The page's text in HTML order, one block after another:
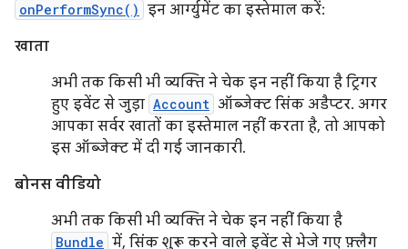
onPerformSync() इन आर्ग्युमेंट का इस्तेमाल करें:
खाता
अभी तक किसी भी व्यक्ति ने चेक इन नहीं किया है ट्रिगर
हुए इवेंट से जुड़ा Account ऑब्जेक्ट सिंक अडैप्टर. अगर
आपका सर्वर खातों का इस्तेमाल नहीं करता है, तो आपको
इस ऑब्जेक्ट में दी गई जानकारी.
बोनस वीडियो
अभी तक किसी भी व्यक्ति ने चेक इन नहीं किया है
Bundle में, सिंक शुरू करने वाले इवेंट से भेजे गए फ़्लैग